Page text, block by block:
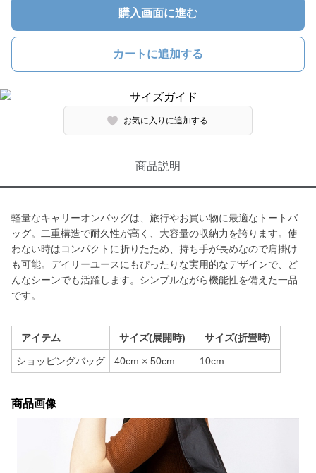
購入画面に進む
カートに追加する
お気に入りに追加する
商品説明
軽量なキャリーオンバッグは、旅行やお買い物に最適なトートバ
ッグ。二重構造で耐久性が高く、大容量の収納力を誇ります。使
わない時はコンパクトに折りたため、持ち手が長めなので肩掛け
も可能。デイリーユースにもぴったりな実用的なデザインで、ど
んなシーンでも活躍します。シンプルながら機能性を備えた一品
です。
アイテム サイズ(展開時) サイズ(折畳時)
ショッピングバッグ 40cm × 50cm 10cm
商品画像